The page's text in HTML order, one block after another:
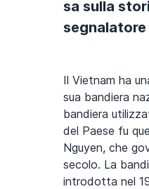
sa sulla
Il Vietnam ha
sua bandiera
bandiera
del Paese fu
Nguyen, che
secolo. La
introdotta nel